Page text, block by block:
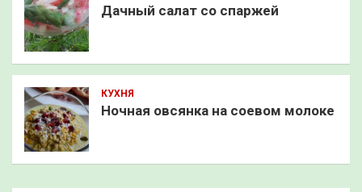
Дачный салат со спаржей
КУХНЯ
Ночная овсянка на соевом молоке